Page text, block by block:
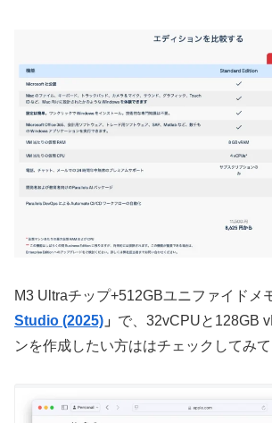
M3 Ultraチップ+512GBユニファイドメ
Studio (2025) 」 で、32vCPUと128GB
ンを作成したい方ははチェックしてみて